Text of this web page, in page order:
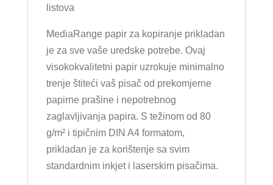
listova
MediaRange papir za kopiranje prikladan
je za sve vaše uredske potrebe. Ovaj
visokokvalitetni papir uzrokuje minimalno
trenje štiteći vaš pisač od prekomjerne
papirne prašine i nepotrebnog
zaglavljivanja papira. S težinom od 80
g/m² i tipičnim DIN A4 formatom,
prikladan je za korištenje sa svim
standardnim inkjet i laserskim pisačima.